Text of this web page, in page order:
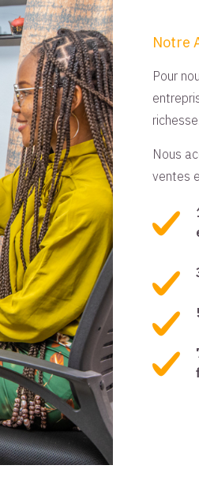
Notre
Pour
richesse.
Nous
ventes